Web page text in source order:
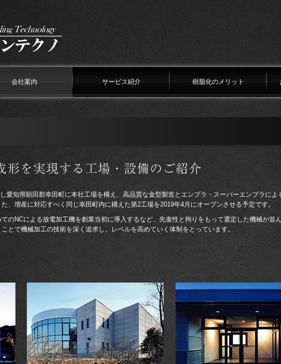
会社案内 サービス紹介 樹脂化のメリット
知県額田郡幸田町に本社工場を構え、高品質な金型製造とエンプラ・スーパーエンプラによ
、増産に対応すべく同じ幸田町内に構えた第2工場を2019年4月にオープンさせる予定です。
のNCによる放電加工機を創業当初に導入するなど、先進性と拘りをもって選定した機械が並
とで機械加工の技術を深く追求し、レベルを高めていく体制をとっています。